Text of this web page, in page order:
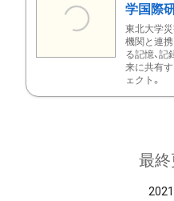
学国際
東北大学
機関と連
る記憶、記
来に共有
ェクト。
最終